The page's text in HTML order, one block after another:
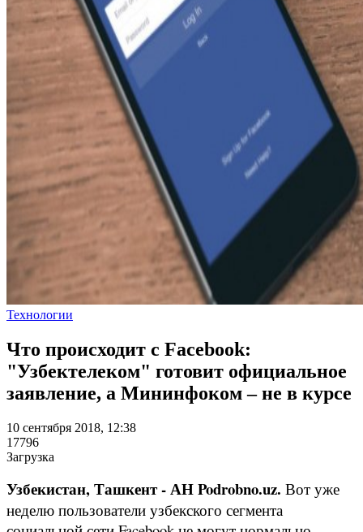
Технологии
Что происходит с Facebook:
"Узбектелеком" готовит официальное
заявление, а Мининфоком – не в курсе
10 сентября 2018, 12:38
17796
Загрузка
Узбекистан, Ташкент - АН Podrobno.uz. Вот уже
неделю пользователи узбекского сегмента